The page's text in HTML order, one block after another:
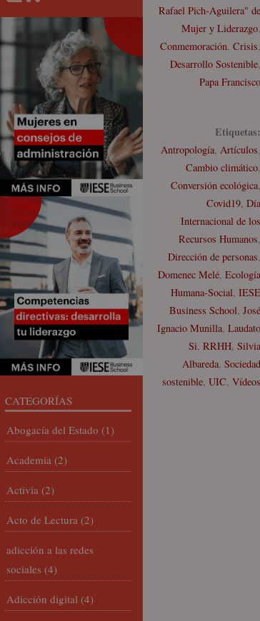
Rafael Pich-Aguilera" de
Mujer y Liderazgo,
Conmemoración, Crisis,
Desarrollo Sostenible,
Papa Francisco
Etiquetas:
Antropología, Artículos,
Cambio climático,
Conversión ecológica,
Covid19, Día
Internacional de los
Recursos Humanos,
Dirección de personas,
Domenec Melé, Ecología
Humana-Social, IESE
Business School, José
Ignacio Munilla, Laudato
Si, RRHH, Silvia
Albareda, Sociedad
sostenible, UIC, Vídeos
CATEGORÍAS
Abogacía del Estado (1)
Academia (2)
Activia (2)
Acto de Lectura (2)
adicción a las redes
sociales (4)
Adicción digital (4)